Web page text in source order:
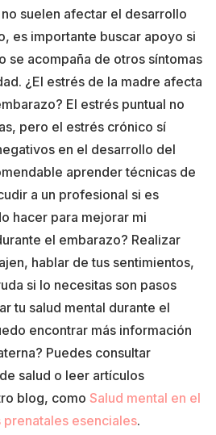
suelen afectar el desarrollo
es importante buscar apoyo si
se acompaña de otros síntomas
¿El estrés de la madre afecta
El estrés puntual no
pero el estrés crónico sí
en el desarrollo del
aprender técnicas de
a un profesional si es
hacer para mejorar mi
el embarazo? Realizar
hablar de tus sentimientos,
si lo necesitas son pasos
tu salud mental durante el
encontrar más información
Puedes consultar
salud o leer artículos
blog, como Salud mental en el
prenatales esenciales.